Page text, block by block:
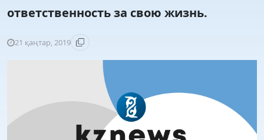
ответственность за свою жизнь.
21 қаңтар, 2019